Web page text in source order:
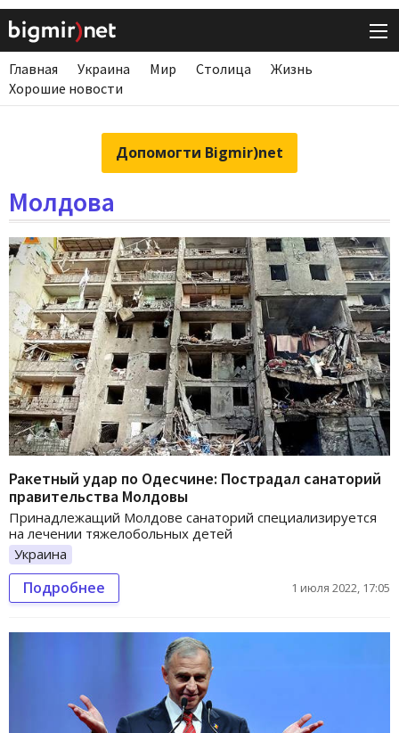
Главная Украина Мир Столица
Жизнь
Хорошие новости
Допомогти Bigmir)net
Молдова
Ракетный удар по Одесчине: Пострадал санаторий
правительства Молдовы
Принадлежащий Молдове санаторий специализируется
на лечении тяжелобольных детей
Украина
Подробнее 1 июля 2022, 17:05